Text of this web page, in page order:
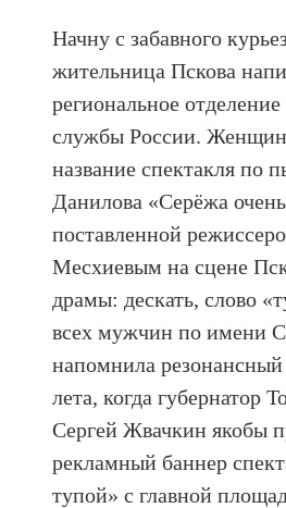
Начну с забавного
жительница Пскова
региональное
службы России.
название спектакля по
Данилова «Серёжа
поставленной
Месхиевым на сцене
драмы: дескать, слово
всех мужчин по имени
напомнила
лета, когда губернатор
Сергей Жвачкин якобы
рекламный баннер
тупой» с главной